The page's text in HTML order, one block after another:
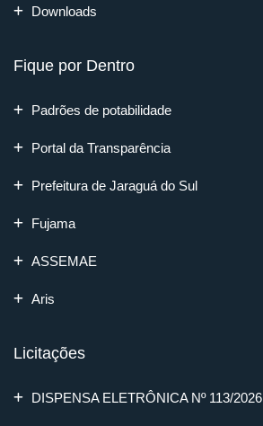
Downloads
Fique por Dentro
Padrões de potabilidade
Portal da Transparência
Prefeitura de Jaraguá do Sul
Fujama
ASSEMAE
Aris
Licitações
DISPENSA ELETRÔNICA Nº 113/2026